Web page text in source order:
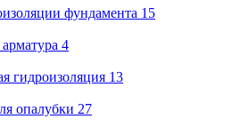
фундамента 15
4
гидроизоляция 13
опалубки 27